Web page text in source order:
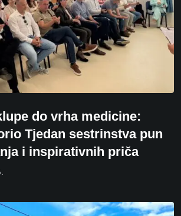
do vrha medicine:
Tjedan sestrinstva pun
i inspirativnih priča